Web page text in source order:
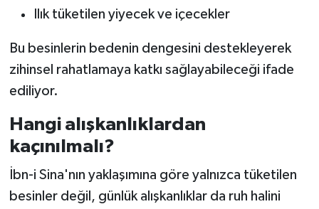
Ilık tüketilen yiyecek ve içecekler
Bu besinlerin bedenin dengesini destekleyerek
zihinsel rahatlamaya katkı sağlayabileceği ifade
ediliyor.
Hangi alışkanlıklardan
kaçınılmalı?
İbn-i Sina'nın yaklaşımına göre yalnızca tüketilen
besinler değil, günlük alışkanlıklar da ruh halini